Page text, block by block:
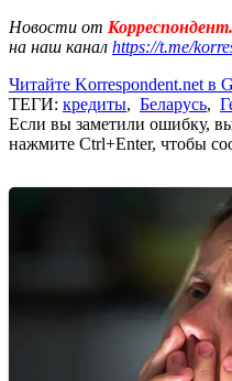
Новости от
на наш канал https://t.me/
Читайте Korrespondent.net в
ТЕГИ: кредиты, Беларусь,
Если вы заметили ошибку,
нажмите Ctrl+Enter, чтобы